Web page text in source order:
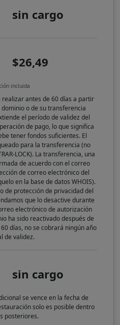
sin cargo
$26,49
incluida
antes de 60 días a partir
o de su transferencia
el período de validez del
de pago, lo que significa
tener fondos suficientes. El
para la transferencia (no
LOCK). La transferencia, una
de acuerdo con el correo
de correo electrónico del
en la base de datos WHOIS).
de protección de privacidad del
que lo desactive durante
electrónico de autorización
ha sido reactivado después de
días, no se cobrará ningún año
de validez.
sin cargo
se vence en la fecha de
solo es posible dentro
posteriores.